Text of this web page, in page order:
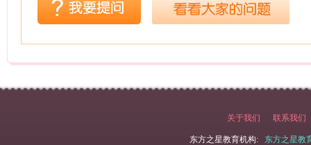
关于我们 联系我们
东方之星教育机构:
东方之星教